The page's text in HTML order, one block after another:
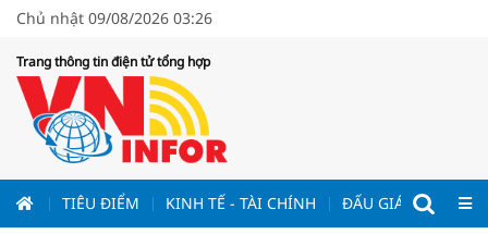
Chủ nhật 09/08/2026 03:26
Trang thông tin điện tử tổng hợp
TIÊU ĐIỂM KINH TẾ - TÀI CHÍNH ĐẤU GIÁ - ĐẤU